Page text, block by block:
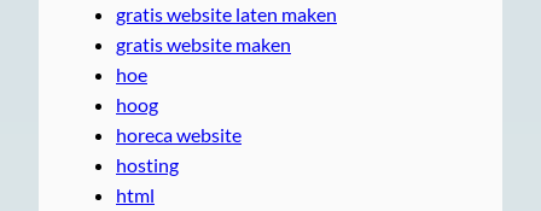
gratis website laten maken
gratis website maken
hoe
hoog
horeca website
hosting
html